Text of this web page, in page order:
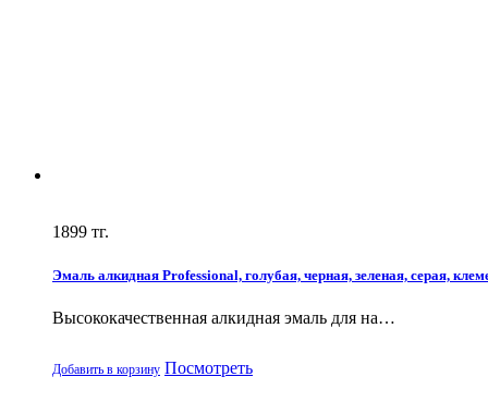
1899 тг.
Эмаль алкидная Professional, голубая, черная, зеленая, серая,
Высококачественная алкидная эмаль для на…
Добавить в корзину Посмотреть